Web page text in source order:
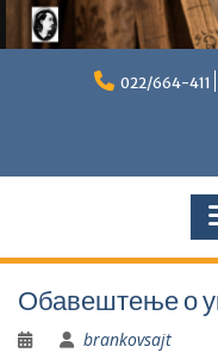
022/664-411
Обавештење о
brankovsajt